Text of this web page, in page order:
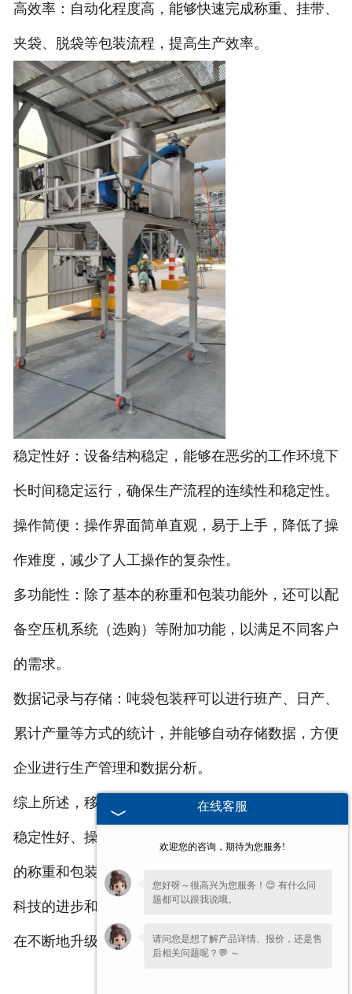
输送提升设备
- 输送机
- Z字型提升机
- 绞龙
脉冲除尘器
称重配件
给煤机
非称重系列产品
高效率：自动化程度高，能够快速完成称重、挂带、
夹袋、脱袋等包装流程，提高生产效率。
稳定性好：设备结构稳定，能够在恶劣的工作环境下
长时间稳定运行，确保生产流程的连续性和稳定性。
操作简便：操作界面简单直观，易于上手，降低了操
作难度，减少了人工操作的复杂性。
多功能性：除了基本的称重和包装功能外，还可以配
备空压机系统（选购）等附加功能，以满足不同客户
的需求。
数据记录与存储：吨袋包装秤可以进行班产、日产、
累计产量等方式的统计，并能够自动存储数据，方便
企业进行生产管理和数据分析。
综上所述，移动式吨袋包装秤以其高精度、高效率、
稳定性好、操作简便、多功能性等特点，在散状物料
的称重和包装领域具有广泛的应用前景。同时，随着
科技的进步和工业生产的发展，移动式吨袋包装秤也
在不断地升级和改进，以适应市场需求的变化。
在线客服
欢迎您的咨询，期待为您服务!
您好呀～很高兴为您服务！😊 有什么问
题都可以跟我说哦。
请问您是想了解产品详情、报价，还是售
后相关问题呢？💬 ～